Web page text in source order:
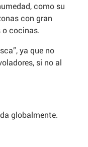
como su
con gran
o cocinas.
ya que no
si no al
globalmente.